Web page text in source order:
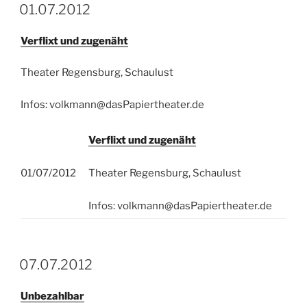
01.07.2012
Verflixt und zugenäht
Theater Regensburg, Schaulust
Infos: volkmann@dasPapiertheater.de
01/07/2012
Verflixt und zugenäht
Theater Regensburg, Schaulust
Infos: volkmann@dasPapiertheater.de
07.07.2012
Unbezahlbar